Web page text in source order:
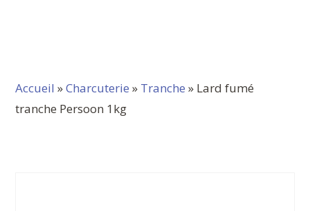
Accueil »Charcuterie » Tranche » Lard fumé
tranche Persoon 1kg